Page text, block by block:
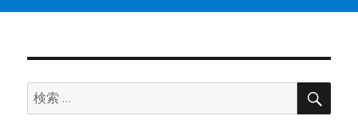
検
索:
検